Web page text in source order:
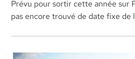
Prévu pour sortir cette année sur
pas encore trouvé de date fixe de